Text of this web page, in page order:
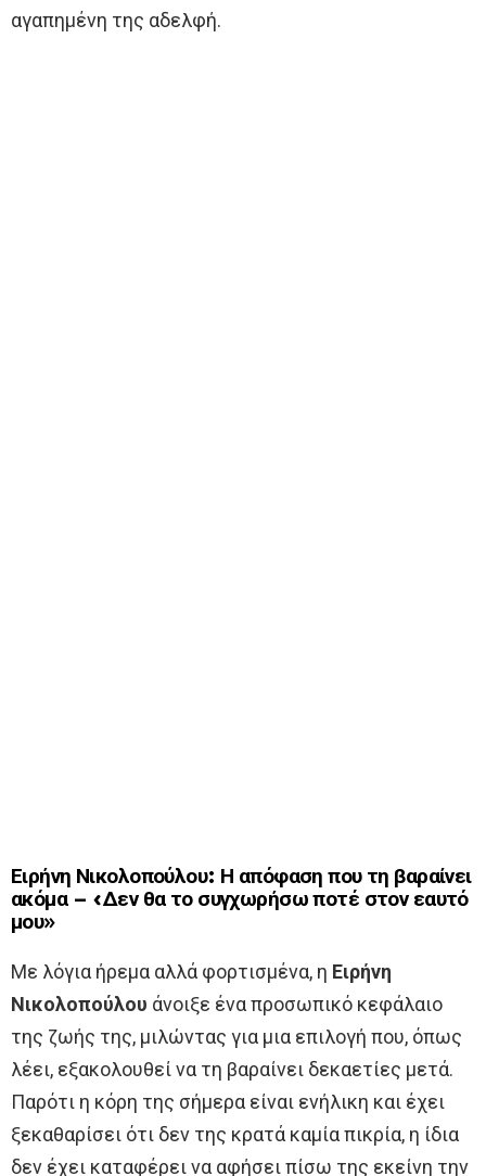
αγαπημένη της αδελφή.
Ειρήνη Νικολοπούλου: Η απόφαση που τη βαραίνει
ακόμα – «Δεν θα το συγχωρήσω ποτέ στον εαυτό
μου»
Με λόγια ήρεμα αλλά φορτισμένα, η Ειρήνη
Νικολοπούλου άνοιξε ένα προσωπικό κεφάλαιο
της ζωής της, μιλώντας για μια επιλογή που, όπως
λέει, εξακολουθεί να τη βαραίνει δεκαετίες μετά.
Παρότι η κόρη της σήμερα είναι ενήλικη και έχει
ξεκαθαρίσει ότι δεν της κρατά καμία πικρία, η ίδια
δεν έχει καταφέρει να αφήσει πίσω της εκείνη την